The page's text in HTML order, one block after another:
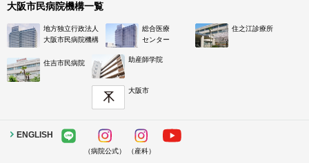
大阪市民病院機構一覧
地方独立行政法人
大阪市民病院機構
総合医療
センター
住之江診療所
住吉市民病院 助産師学院
大阪市
ENGLISH
（病院公式） （産科）